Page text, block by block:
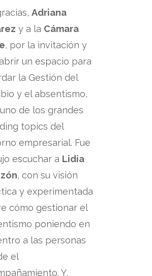
Adriana
y a la Cámara
, por la invitación y
un espacio para
la Gestión del
y el absentismo,
de los grandes
topics del
empresarial. Fue
escuchar a Lidia
, con su visión
y experimentada
cómo gestionar el
poniendo en
a las personas
el
Y,